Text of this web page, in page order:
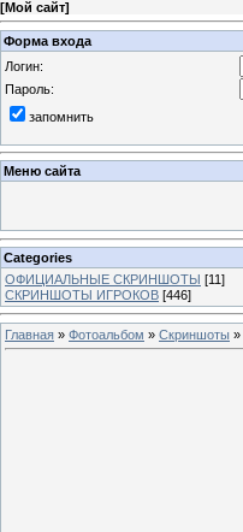
[Мой сайт]
Форма входа
Логин:
Пароль:
запомнить
Меню сайта
Categories
ОФИЦИАЛЬНЫЕ СКРИНШОТЫ [11]
СКРИНШОТЫ ИГРОКОВ [446]
Главная » Фотоальбом » Скриншоты »